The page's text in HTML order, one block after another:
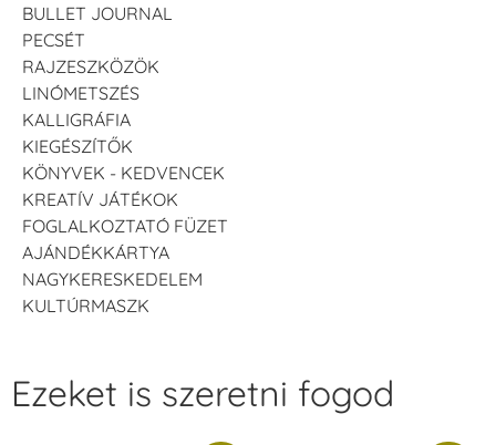
BULLET JOURNAL
PECSÉT
RAJZESZKÖZÖK
LINÓMETSZÉS
KALLIGRÁFIA
KIEGÉSZÍTŐK
KÖNYVEK - KEDVENCEK
KREATÍV JÁTÉKOK
FOGLALKOZTATÓ FÜZET
AJÁNDÉKKÁRTYA
NAGYKERESKEDELEM
KULTÚRMASZK
Ezeket is szeretni fogod